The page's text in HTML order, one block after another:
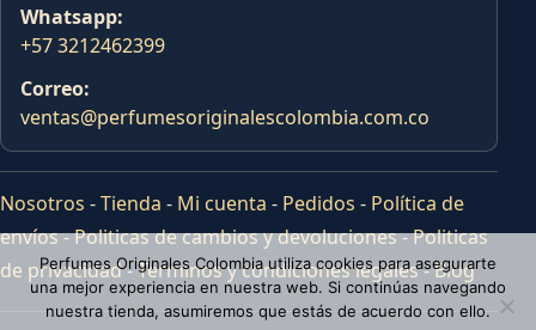
Whatsapp:
+57 3212462399
Correo:
ventas@perfumesoriginalescolombia.com.co
Nosotros -Tienda - Mi cuenta - Pedidos - Política de
envíos-Politicas de cambios y devoluciones-Politicas
de privacidad-Terminos y condiciones legales-Blog
Perfumes Originales Colombia utiliza cookies para asegurarte
una mejor experiencia en nuestra web. Si continúas navegando
nuestra tienda, asumiremos que estás de acuerdo con ello.